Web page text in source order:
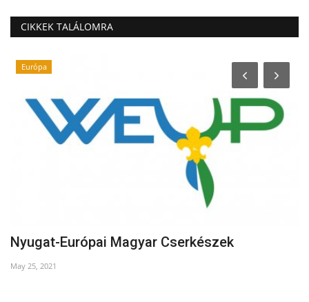
CIKKEK TALÁLOMRA
Európa
Nyugat-Európai Magyar Cserkészek
May 25, 2021